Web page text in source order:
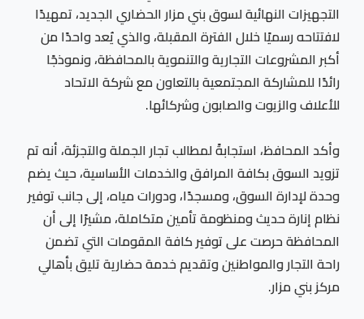
التجهيزات النهائية لسوق بني مزار الحضاري الجديد، تمهيدًا
لافتتاحه رسميًا خلال الفترة المقبلة، والذي يُعد واحدًا من
أكبر المشروعات التجارية والتنموية بالمحافظة، ونموذجًا
رائدًا للمشاركة المجتمعية بالتعاون مع شركة الاتحاد
للأعلاف والزيوت والصابون وشركائها.
وأكد المحافظ، استجابةً لمطالب تجار الجملة والتجزئة، أنه تم
تزويد السوق بكافة المرافق والخدمات الأساسية، حيث يضم
وحدة لإدارة السوق، ومسجدًا، ودورات مياه، إلى جانب توفير
نظام إنارة حديث ومنظومة تأمين متكاملة، مشيرًا إلى أن
المحافظة حرصت على توفير كافة المقومات التي تضمن
راحة التجار والمواطنين وتقديم خدمة حضارية تليق بأهالي
مركز بني مزار.